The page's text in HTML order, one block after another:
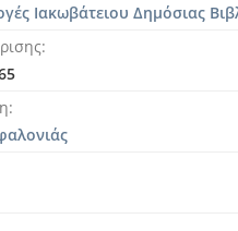
Ιακωβάτειου Δημόσιας